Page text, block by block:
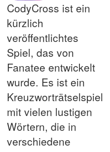
CodyCross ist ein
kürzlich
veröffentlichtes
Spiel, das von
Fanatee entwickelt
wurde. Es ist ein
Kreuzworträtselspiel
mit vielen lustigen
Wörtern, die in
verschiedene